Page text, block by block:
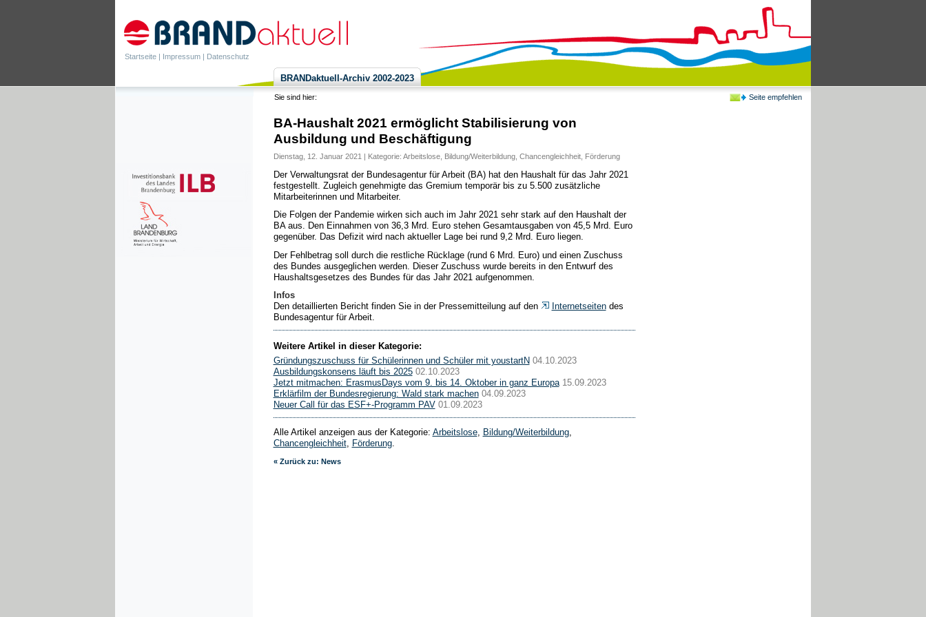
Startseite | Impressum | Datenschutz
Seite empfehlen
BRANDaktuell-Archiv 2002-2023
Sie sind hier:
BA-Haushalt 2021 ermöglicht Stabilisierung von
Ausbildung und Beschäftigung
Dienstag, 12. Januar 2021 | Kategorie: Arbeitslose, Bildung/Weiterbildung, Chancengleichheit, Förderung
Der Verwaltungsrat der Bundesagentur für Arbeit (BA) hat den Haushalt für das Jahr 2021
festgestellt. Zugleich genehmigte das Gremium temporär bis zu 5.500 zusätzliche
Mitarbeiterinnen und Mitarbeiter.
Die Folgen der Pandemie wirken sich auch im Jahr 2021 sehr stark auf den Haushalt der
BA aus. Den Einnahmen von 36,3 Mrd. Euro stehen Gesamtausgaben von 45,5 Mrd. Euro
gegenüber. Das Defizit wird nach aktueller Lage bei rund 9,2 Mrd. Euro liegen.
Der Fehlbetrag soll durch die restliche Rücklage (rund 6 Mrd. Euro) und einen Zuschuss
des Bundes ausgeglichen werden. Dieser Zuschuss wurde bereits in den Entwurf des
Haushaltsgesetzes des Bundes für das Jahr 2021 aufgenommen.
Infos
Den detaillierten Bericht finden Sie in der Pressemitteilung auf den
Internetseitendes
Bundesagentur für Arbeit.
Weitere Artikel in dieser Kategorie:
Gründungszuschuss für Schülerinnen und Schüler mit youstartN 04.10.2023
Ausbildungskonsens läuft bis 2025 02.10.2023
Jetzt mitmachen: ErasmusDays vom 9. bis 14. Oktober in ganz Europa 15.09.2023
Erklärfilm der Bundesregierung: Wald stark machen 04.09.2023
Neuer Call für das ESF+-Programm PAV 01.09.2023
Alle Artikel anzeigen aus der Kategorie: Arbeitslose, Bildung/Weiterbildung,
Chancengleichheit, Förderung.
« Zurück zu: News